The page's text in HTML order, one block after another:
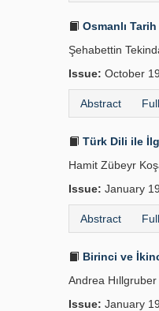
Osmanlı Tarih
Şehabettin
Issue: October
Abstract
Türk Dili ile
Hamit Zübeyr
Issue: January
Abstract
Birinci ve
Andrea Hıllgruber
Issue: January